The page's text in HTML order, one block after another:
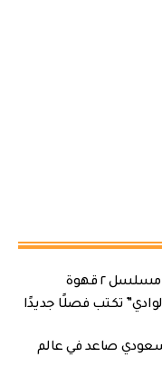
٢ قهوة
تكتب فصلًا جديدًا
صاعد في عالم